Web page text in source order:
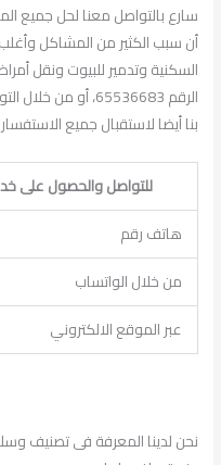
سارع بالتواصل معنا لحل جميع
أن سبب الكثير من المشاكل
السكنية وتدمير للبيوت ونقل
الرقم 65536683،
بنا أيضا لاستقبال جميع
للتواصل والحصول على
هاتف رقم
من خلال الواتساب
عبر الموقع الالكتروني
نحن لدينا المعرفة فى تصنيف